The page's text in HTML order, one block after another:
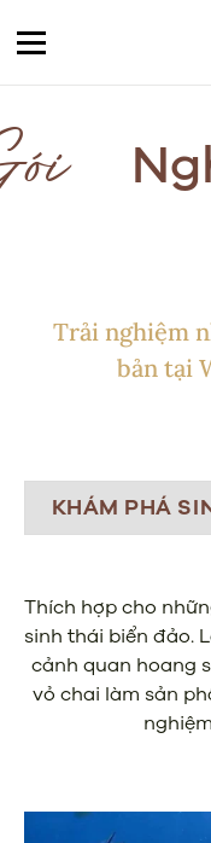
qua
Trải nghiệm
bản tại
KHÁM PHÁ
Thích hợp cho
sinh thái biển đảo.
cảnh quan hoang
vỏ chai làm sản